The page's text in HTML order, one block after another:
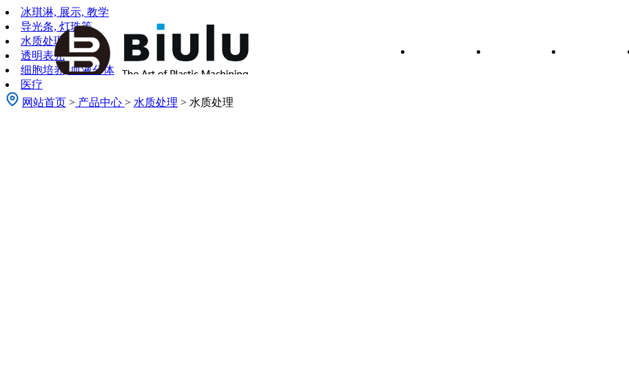
关于我们 产品展示
冰琪淋, 展示, 教学
导光条, 灯珠等
水质处理
透明表壳
细胞培养, 血液分体
医疗
网站首页 > 产品中心 > 水质处理 > 水质处理